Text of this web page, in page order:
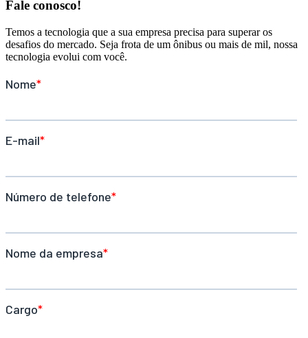
Fale conosco!
Temos a tecnologia que a sua empresa precisa para superar os
desafios do mercado. Seja frota de um ônibus ou mais de mil, nossa
tecnologia evolui com você.